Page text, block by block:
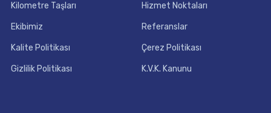
Kilometre Taşları Hizmet Noktaları
Ekibimiz Referanslar
Kalite Politikası Çerez Politikası
Gizlilik Politikası K.V.K. Kanunu